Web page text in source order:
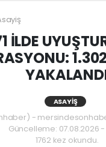
İLDE
ASAYIŞ
-
Güncelleme: 07.08.2026 -
1762 kez okundu.